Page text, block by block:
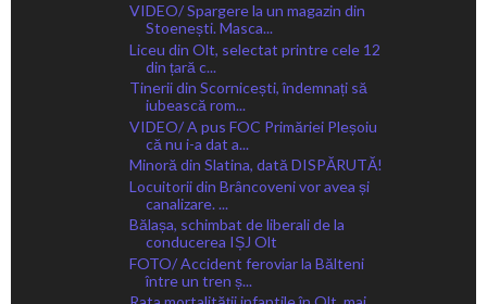
VIDEO/ Spargere la un magazin din
Stoenești. Masca...
Liceu din Olt, selectat printre cele 12
din țară c...
Tinerii din Scornicești, îndemnați să
iubească rom...
VIDEO/ A pus FOC Primăriei Pleșoiu
că nu i-a dat a...
Minoră din Slatina, dată DISPĂRUTĂ!
Locuitorii din Brâncoveni vor avea și
canalizare. ...
Bălașa, schimbat de liberali de la
conducerea IȘJ Olt
FOTO/ Accident feroviar la Bălteni
între un tren ș...